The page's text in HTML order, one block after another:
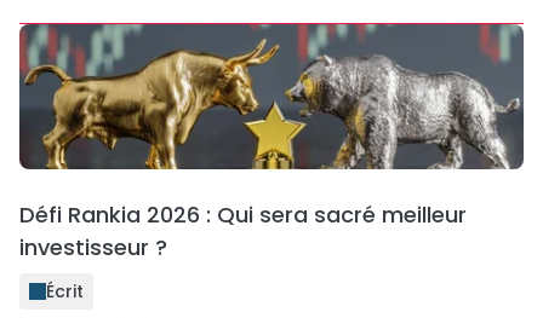
Défi Rankia 2026 : Qui sera sacré meilleur
investisseur ?
Écrit